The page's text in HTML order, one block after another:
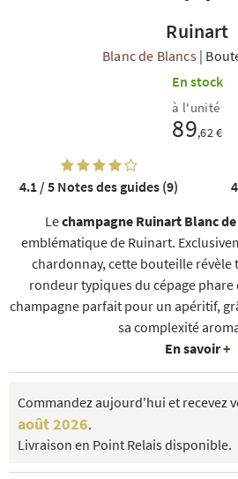
Ruinart
Blanc de Blancs|
En stock
Lechampagne Ruinart Blanc
emblématique de Ruinart.
chardonnay, cette bouteille révèle
rondeur typiques du cépage phare
champagne parfait pour un apéritif,
sa complexité
En savoir+
à l'unité
89,62 €
4.1 / 5 Notes des guides (9)
Commandez aujourd'hui et recevez
août 2026.
Livraison en Point Relais disponible.